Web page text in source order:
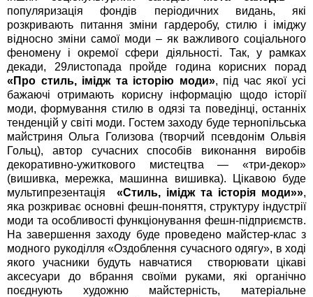
популяризація фондів періодичних видань, які
розкривають питання зміни гардеробу, стилю і іміджу
відносно зміни самої моди – як важливого соціального
феномену і окремої сфери діяльності. Так, у рамках
декади, 29листопада пройде година корисних порад
«Про стиль, імідж та історію моди», під час якої усі
бажаючі отримають корисну інформацію щодо історії
моди, формування стилю в одязі та поведінці, останніх
тенденцій у світі моди. Гостем заходу буде тернопільська
майстриня Ольга Голизова (творчий псевдонім Ольвія
Гольц), автор сучасних способів виконання виробів
декоративно-ужиткового мистецтва — «три-декор»
(вишивка, мережка, машинна вишивка). Цікавою буде
мультипрезентація
«Стиль, імідж та історія моди»»,
яка розкриває основні фешн-поняття, структуру індустрії
моди та особливості функціонування фешн-підприємств.
На завершення заходу буде проведено майстер-клас з
модного рукоділля «Оздоблення сучасного одягу», в ході
якого учасники будуть навчатися
створювати цікаві
аксесуари до вбрання своїми руками, які органічно
поєднують художню майстерність, матеріальне